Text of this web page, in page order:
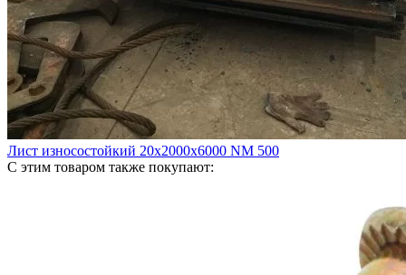
Лист износостойкий 20х2000х6000 NM 500
С этим товаром также покупают: